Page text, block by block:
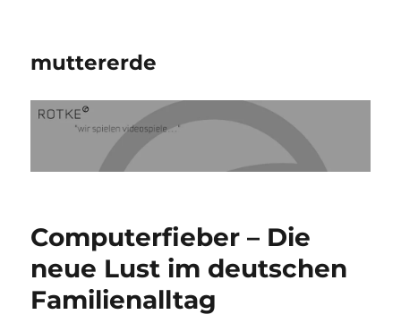
muttererde
Computerfieber – Die
neue Lust im deutschen
Familienalltag